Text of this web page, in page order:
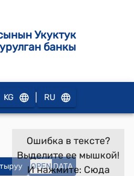
Укуктук
банкы
KG RU
OPEN DATA
Ошибка в тексте?
Выделите ее мышкой!
И нажмите: Сюда